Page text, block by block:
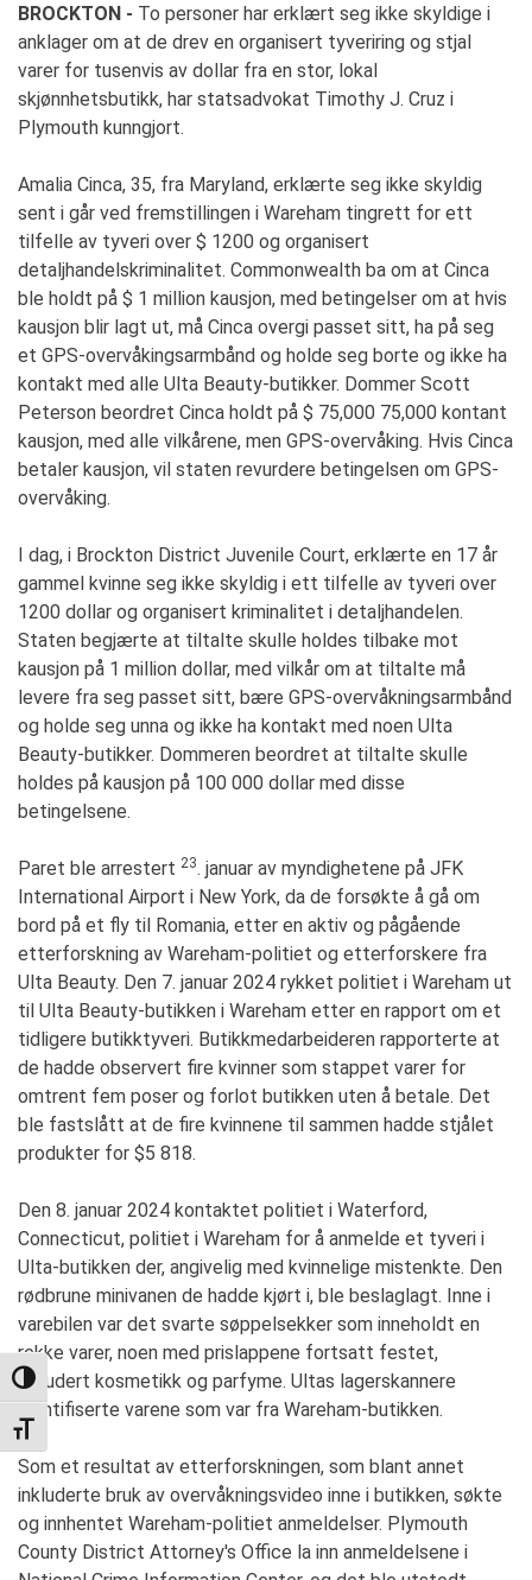
TOGGLE HIGH CONTRAST
TOGGLE FONT SIZE
BROCKTON - To personer har erklært seg ikke skyldige i
anklager om at de drev en organisert tyveriring og stjal
varer for tusenvis av dollar fra en stor, lokal
skjønnhetsbutikk, har statsadvokat Timothy J. Cruz i
Plymouth kunngjort.
Amalia Cinca, 35, fra Maryland, erklærte seg ikke skyldig
sent i går ved fremstillingen i Wareham tingrett for ett
tilfelle av tyveri over $ 1200 og organisert
detaljhandelskriminalitet. Commonwealth ba om at Cinca
ble holdt på $ 1 million kausjon, med betingelser om at hvis
kausjon blir lagt ut, må Cinca overgi passet sitt, ha på seg
et GPS-overvåkingsarmbånd og holde seg borte og ikke ha
kontakt med alle Ulta Beauty-butikker. Dommer Scott
Peterson beordret Cinca holdt på $ 75,000 75,000 kontant
kausjon, med alle vilkårene, men GPS-overvåking. Hvis Cinca
betaler kausjon, vil staten revurdere betingelsen om GPS-
overvåking.
I dag, i Brockton District Juvenile Court, erklærte en 17 år
gammel kvinne seg ikke skyldig i ett tilfelle av tyveri over
1200 dollar og organisert kriminalitet i detaljhandelen.
Staten begjærte at tiltalte skulle holdes tilbake mot
kausjon på 1 million dollar, med vilkår om at tiltalte må
levere fra seg passet sitt, bære GPS-overvåkningsarmbånd
og holde seg unna og ikke ha kontakt med noen Ulta
Beauty-butikker. Dommeren beordret at tiltalte skulle
holdes på kausjon på 100 000 dollar med disse
betingelsene.
Paret ble arrestert 23. januar av myndighetene på JFK
International Airport i New York, da de forsøkte å gå om
bord på et fly til Romania, etter en aktiv og pågående
etterforskning av Wareham-politiet og etterforskere fra
Ulta Beauty. Den 7. januar 2024 rykket politiet i Wareham ut
til Ulta Beauty-butikken i Wareham etter en rapport om et
tidligere butikktyveri. Butikkmedarbeideren rapporterte at
de hadde observert fire kvinner som stappet varer for
omtrent fem poser og forlot butikken uten å betale. Det
ble fastslått at de fire kvinnene til sammen hadde stjålet
produkter for $5 818.
Den 8. januar 2024 kontaktet politiet i Waterford,
Connecticut, politiet i Wareham for å anmelde et tyveri i
Ulta-butikken der, angivelig med kvinnelige mistenkte. Den
rødbrune minivanen de hadde kjørt i, ble beslaglagt. Inne i
varebilen var det svarte søppelsekker som inneholdt en
rekke varer, noen med prislappene fortsatt festet,
inkludert kosmetikk og parfyme. Ultas lagerskannere
identifiserte varene som var fra Wareham-butikken.
Som et resultat av etterforskningen, som blant annet
inkluderte bruk av overvåkningsvideo inne i butikken, søkte
og innhentet Wareham-politiet anmeldelser. Plymouth
County District Attorney's Office la inn anmeldelsene i